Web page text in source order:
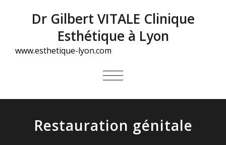
Dr Gilbert VITALE Clinique
Esthétique à Lyon
www.esthetique-lyon.com
AFFICHER/MASQUER
Restauration génitale